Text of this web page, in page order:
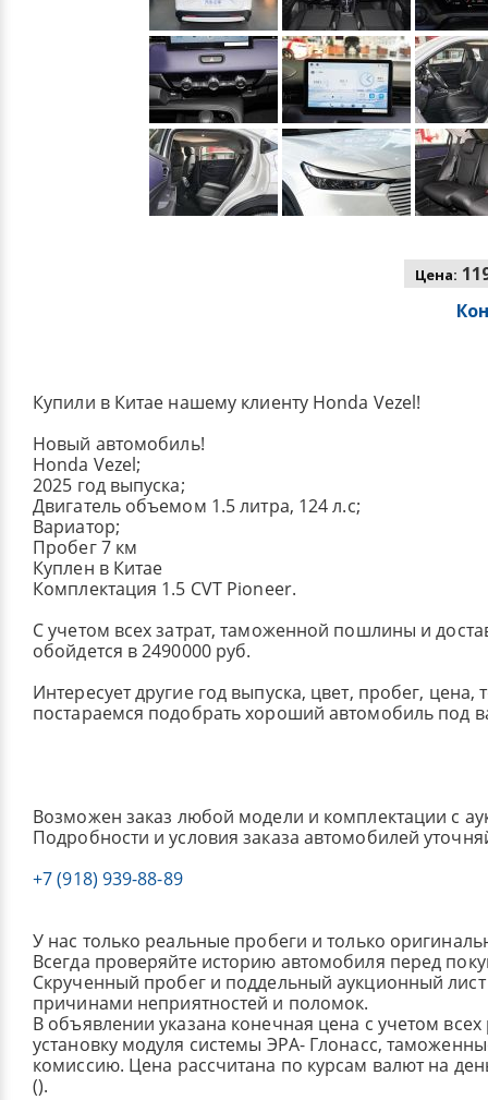
Цена:
Купили в Китае нашему клиенту Honda Vezel!
Новый автомобиль!
Honda Vezel;
2025 год выпуска;
Двигатель объемом 1.5 литра, 124 л.с;
Вариатор;
Пробег 7 км
Куплен в Китае
Комплектация 1.5 CVT Pioneer.
С учетом всех затрат, таможенной пошлины и
обойдется в 2490000 руб.
Интересует другие год выпуска, цвет, пробег, цена,
постараемся подобрать хороший автомобиль под
Возможен заказ любой модели и комплектации с
Подробности и условия заказа автомобилей
+7 (918) 939-88-89
У нас только реальные пробеги и только
Всегда проверяйте историю автомобиля перед
Скрученный пробег и поддельный аукционный лист
причинами неприятностей и поломок.
В объявлении указана конечная цена с учетом
установку модуля системы ЭРА- Глонасс,
комиссию. Цена рассчитана по курсам валют на
().